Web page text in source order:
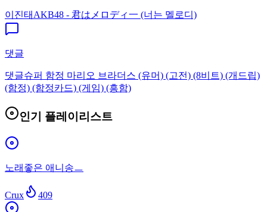
이진태 AKB48 - 君はメロディ一 (너는 멜로디)
댓글
댓글슈퍼 함정 마리오 브라더스 (유머) (고전) (8비트) (개드립)
(함정) (함정카드) (게임) (흥함)
인기 플레이리스트
노래좋은 애니송ㅡ
Crux 409